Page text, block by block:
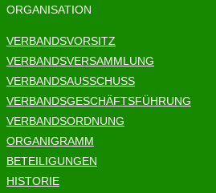
ORGANISATION
VERBANDSVORSITZ
VERBANDSVERSAMMLUNG
VERBANDSAUSSCHUSS
VERBANDSGESCHÄFTSFÜHRUNG
VERBANDSORDNUNG
ORGANIGRAMM
BETEILIGUNGEN
HISTORIE